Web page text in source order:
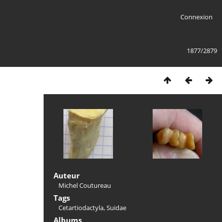
Connexion
1877/2879
Auteur
Michel Coutureau
Tags
Cetartiodactyla,Suidae
Albums